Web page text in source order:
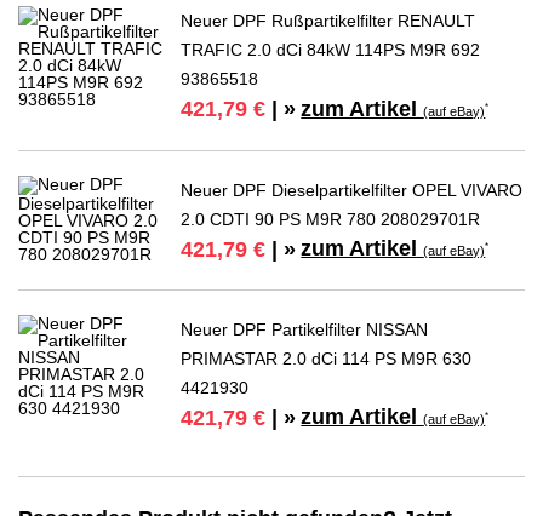
Neuer DPF Rußpartikelfilter RENAULT
TRAFIC 2.0 dCi 84kW 114PS M9R 692
93865518
421,79 € | » zum Artikel(auf eBay)*
Neuer DPF Dieselpartikelfilter OPEL VIVARO
2.0 CDTI 90 PS M9R 780 208029701R
421,79 € | » zum Artikel(auf eBay)*
Neuer DPF Partikelfilter NISSAN
PRIMASTAR 2.0 dCi 114 PS M9R 630
4421930
421,79 € | » zum Artikel(auf eBay)*